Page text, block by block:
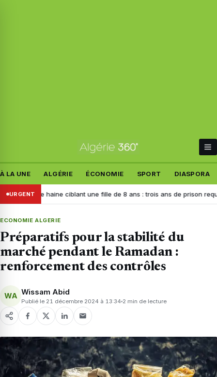
À LA UNE ALGÉRIE ÉCONOMIE SPORT DIASPORA
URGENT
de haine ciblant une fille de 8 ans : trois ans de prison requis contre
ECONOMIE ALGERIE
Préparatifs pour la stabilité du
marché pendant le Ramadan :
renforcement des contrôles
WA Wissam Abid
Publié le 21 décembre 2024 à 13:34 2 min de lecture